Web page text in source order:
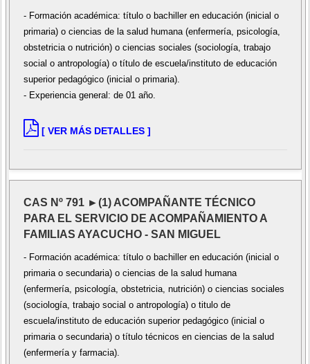
- Formación académica: título o bachiller en educación (inicial o
primaria) o ciencias de la salud humana (enfermería, psicología,
obstetricia o nutrición) o ciencias sociales (sociología, trabajo
social o antropología) o título de escuela/instituto de educación
superior pedagógico (inicial o primaria).
- Experiencia general: de 01 año.
[ VER MÁS DETALLES ]
CAS Nº 791 ►(1) ACOMPAÑANTE TÉCNICO
PARA EL SERVICIO DE ACOMPAÑAMIENTO A
FAMILIAS AYACUCHO - SAN MIGUEL
- Formación académica: título o bachiller en educación (inicial o
primaria o secundaria) o ciencias de la salud humana
(enfermería, psicología, obstetricia, nutrición) o ciencias sociales
(sociología, trabajo social o antropología) o titulo de
escuela/instituto de educación superior pedagógico (inicial o
primaria o secundaria) o título técnicos en ciencias de la salud
(enfermería y farmacia).